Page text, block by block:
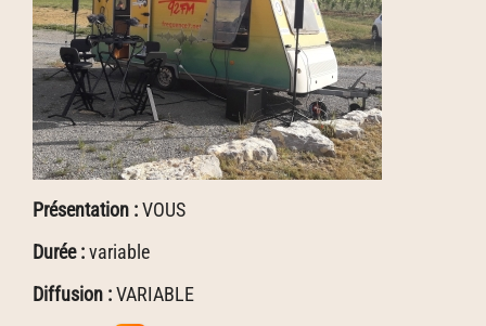
Présentation :VOUS
Durée :variable
Diffusion :VARIABLE